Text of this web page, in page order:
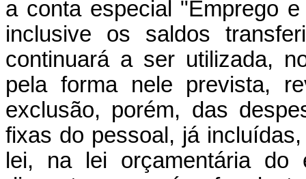
a conta especial "Emprego
inclusive os saldos
continuará a ser utilizada,
pela forma nele prevista,
exclusão, porém, das
fixas do pessoal, já
lei, na lei orçamentária